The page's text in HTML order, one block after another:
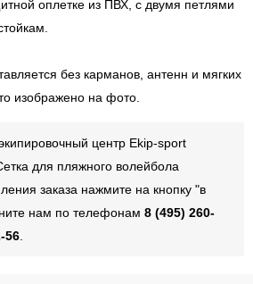
оплетке из ПВХ, с двумя петлями
без карманов, антенн и мягких
изображено на фото.
центр Ekip-sport
для пляжного волейбола
заказа нажмите на кнопку "в
нам по телефонам 8 (495) 260-
56